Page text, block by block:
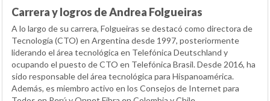
Carrera y logros de Andrea Folgueiras
A lo largo de su carrera, Folgueiras se destacó como directora de
Tecnología (CTO) en Argentina desde 1997, posteriormente
liderando el área tecnológica en Telefónica Deutschland y
ocupando el puesto de CTO en Telefónica Brasil. Desde 2016, ha
sido responsable del área tecnológica para Hispanoamérica.
Además, es miembro activo en los Consejos de Internet para